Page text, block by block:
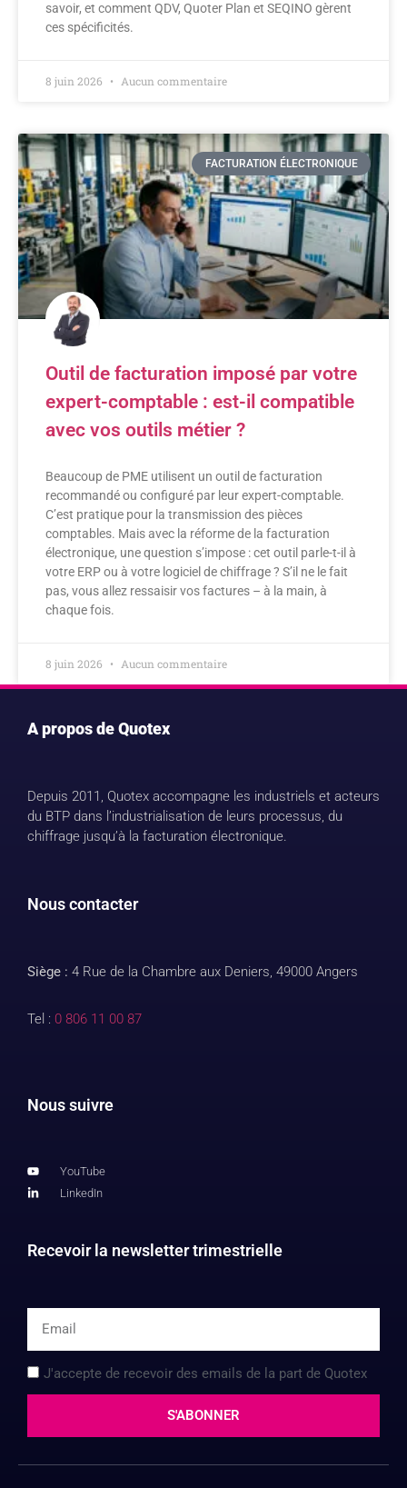
savoir, et comment QDV, Quoter Plan et SEQINO gèrent
ces spécificités.
8 juin 2026 Aucun commentaire
FACTURATION ÉLECTRONIQUE
Outil de facturation imposé par votre
expert-comptable : est-il compatible
avec vos outils métier ?
Beaucoup de PME utilisent un outil de facturation
recommandé ou configuré par leur expert-comptable.
C’est pratique pour la transmission des pièces
comptables. Mais avec la réforme de la facturation
électronique, une question s’impose : cet outil parle-t-il à
votre ERP ou à votre logiciel de chiffrage ? S’il ne le fait
pas, vous allez ressaisir vos factures – à la main, à
chaque fois.
8 juin 2026 Aucun commentaire
A propos de Quotex
Depuis 2011, Quotex accompagne les industriels et acteurs
du BTP dans l’industrialisation de leurs processus, du
chiffrage jusqu’à la facturation électronique.
Nous contacter
Siège : 4 Rue de la Chambre aux Deniers, 49000 Angers
Tel : 0 806 11 00 87
Nous suivre
YouTube
LinkedIn
Recevoir la newsletter trimestrielle
J'accepte de recevoir des emails de la part de Quotex
S'ABONNER